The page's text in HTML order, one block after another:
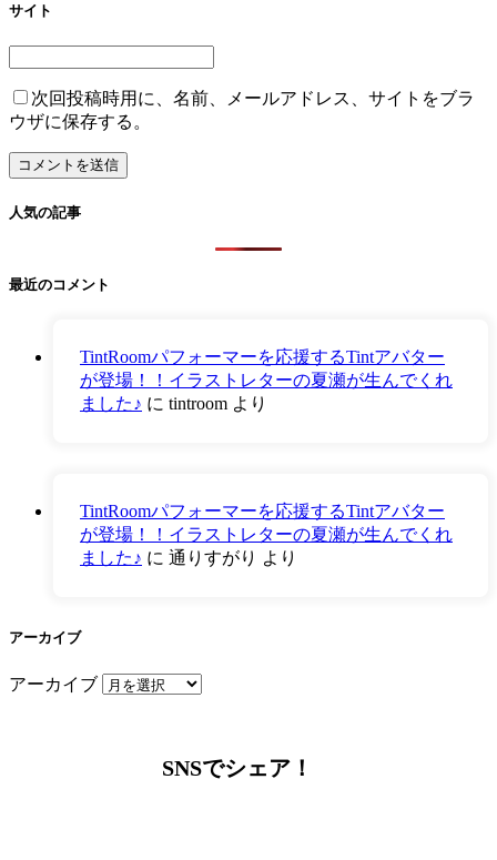
サイト
次回投稿時用に、名前、メールアドレス、サイトをブラ
ウザに保存する。
人気の記事
最近のコメント
TintRoomパフォーマーを応援するTintアバター
が登場！！イラストレターの夏瀬が生んでくれ
ました♪ に tintroom より
TintRoomパフォーマーを応援するTintアバター
が登場！！イラストレターの夏瀬が生んでくれ
ました♪ に 通りすがり より
アーカイブ
アーカイブ
SNSでシェア！